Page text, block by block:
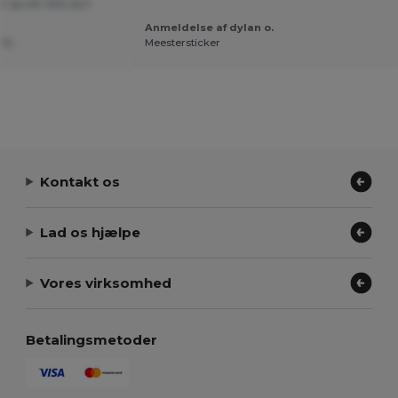
Anmeldelse af dylan o.
Meestersticker
Kontakt os
Lad os hjælpe
Vores virksomhed
Betalingsmetoder